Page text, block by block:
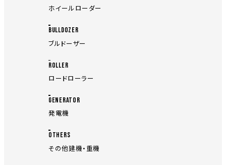
ホイールローダー
BULLDOZER
ブルドーザー
ROLLER
ロードローラー
GENERATOR
発電機
OTHERS
その他建機・重機